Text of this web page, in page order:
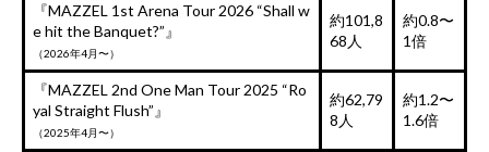
『MAZZEL 1st Arena Tour 2026 “Shall w
e hit the Banquet?”』
（2026年4月〜）
約101,8
68人
約0.8〜
1倍
『MAZZEL 2nd One Man Tour 2025 “Ro
yal Straight Flush”』
（2025年4月〜）
約62,79
8人
約1.2〜
1.6倍